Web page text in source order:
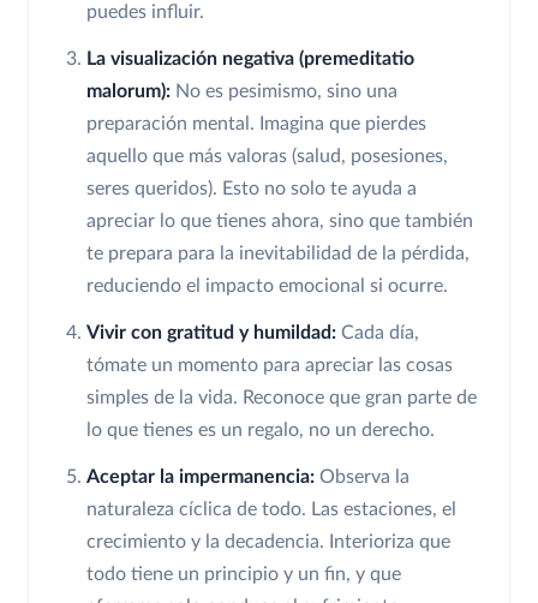
puedes influir.
La visualización negativa (premeditatio
malorum): No es pesimismo, sino una
preparación mental. Imagina que pierdes
aquello que más valoras (salud, posesiones,
seres queridos). Esto no solo te ayuda a
apreciar lo que tienes ahora, sino que también
te prepara para la inevitabilidad de la pérdida,
reduciendo el impacto emocional si ocurre.
Vivir con gratitud y humildad: Cada día,
tómate un momento para apreciar las cosas
simples de la vida. Reconoce que gran parte de
lo que tienes es un regalo, no un derecho.
Aceptar la impermanencia: Observa la
naturaleza cíclica de todo. Las estaciones, el
crecimiento y la decadencia. Interioriza que
todo tiene un principio y un fin, y que